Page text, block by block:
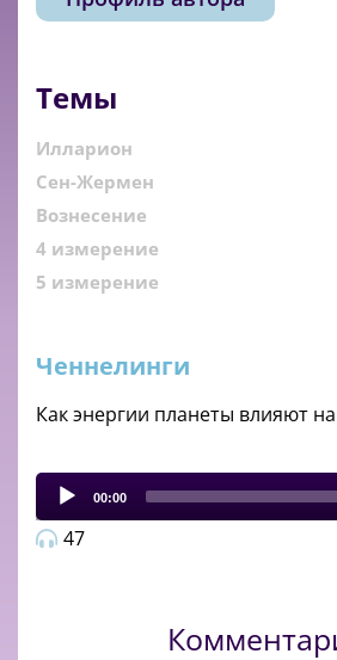
Темы
Илларион
Сен-Жермен
Вознесение
4 измерение
5 измерение
Ченнелинги
Как энергии планеты влияют
Audio
Player
00:00
47